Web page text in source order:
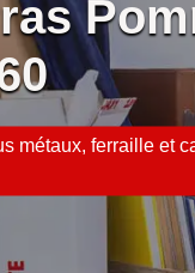
métaux, ferraille et